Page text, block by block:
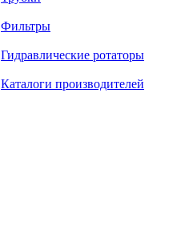
Фильтры
Гидравлические ротаторы
Каталоги производителей